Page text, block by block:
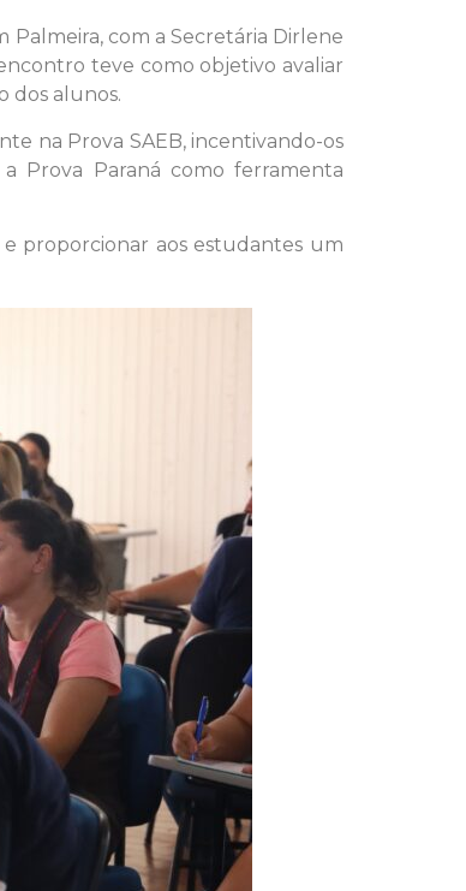
Palmeira, com a Secretária Dirlene
teve como objetivo avaliar
dos alunos.
na Prova SAEB, incentivando-os
Prova Paraná como ferramenta
proporcionar aos estudantes um